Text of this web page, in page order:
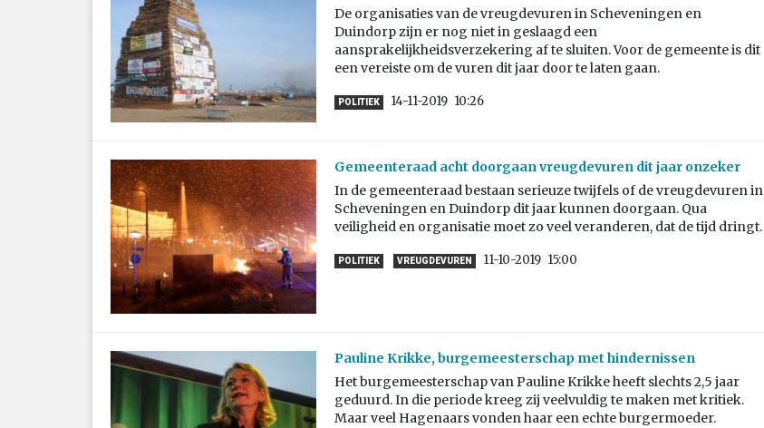
De organisaties van de vreugdevuren in Scheveningen en
Duindorp zijn er nog niet in geslaagd een
aansprakelijkheidsverzekering af te sluiten. Voor de gemeente is dit
een vereiste om de vuren dit jaar door te laten gaan.
POLITIEK 14-11-2019 10:26
Gemeenteraad acht doorgaan vreugdevuren dit jaar onzeker
In de gemeenteraad bestaan serieuze twijfels of de vreugdevuren in
Scheveningen en Duindorp dit jaar kunnen doorgaan. Qua
veiligheid en organisatie moet zo veel veranderen, dat de tijd dringt.
POLITIEK VREUGDEVUREN 11-10-2019 15:00
Pauline Krikke, burgemeesterschap met hindernissen
Het burgemeesterschap van Pauline Krikke heeft slechts 2,5 jaar
geduurd. In die periode kreeg zij veelvuldig te maken met kritiek.
Maar veel Hagenaars vonden haar een echte burgermoeder.